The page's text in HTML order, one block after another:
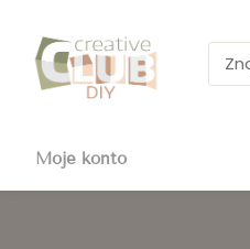
treści
Moje konto